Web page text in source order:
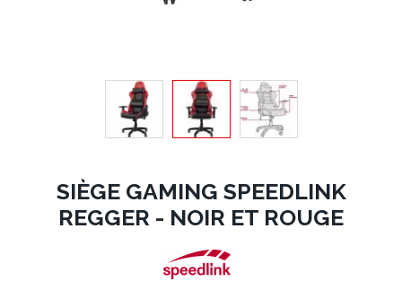
SIÈGE GAMING SPEEDLINK
REGGER - NOIR ET ROUGE